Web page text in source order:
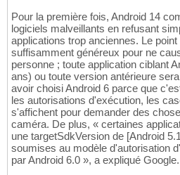
Pour la première fois, Android 14
logiciels malveillants en refusant
applications trop anciennes. Le
suffisamment généreux pour ne
personne ; toute application ciblant
ans) ou toute version antérieure
avoir choisi Android 6 parce que
les autorisations d'exécution, les
s'affichent pour demander des
caméra. De plus, « certaines
une targetSdkVersion de [Android
soumises au modèle d'autorisation
par Android 6.0 », a expliqué Google.